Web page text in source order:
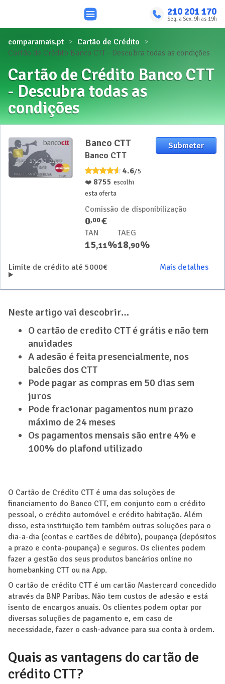
210 201 170
Seg. a Sex. 9h as 19h
comparamais.pt
Cartão de Crédito
Cartão de Crédito Banco CTT - Descubra todas as condições
Cartão de Crédito Banco CTT
- Descubra todas as
condições
Banco CTT
Banco CTT
4.6/5
❤️ 8755 escolhi
esta oferta
Comissão de disponibilização
0,00€
TAN
15,11%
TAEG
18,90%
Limite de crédito até 5000€ Mais detalhes
Submeter
Neste artigo vai descobrir…
O cartão de credito CTT é grátis e não tem
anuidades
A adesão é feita presencialmente, nos
balcões dos CTT
Pode pagar as compras em 50 dias sem
juros
Pode fracionar pagamentos num prazo
máximo de 24 meses
Os pagamentos mensais são entre 4% e
100% do plafond utilizado
O Cartão de Crédito CTT é uma das soluções de
financiamento do Banco CTT, em conjunto com o crédito
pessoal, o crédito automóvel e crédito habitação. Além
disso, esta instituição tem também outras soluções para o
dia-a-dia (contas e cartões de débito), poupança (depósitos
a prazo e conta-poupança) e seguros. Os clientes podem
fazer a gestão dos seus produtos bancários online no
homebanking CTT ou na App.
O cartão de crédito CTT é um cartão Mastercard concedido
através da BNP Paribas. Não tem custos de adesão e está
isento de encargos anuais. Os clientes podem optar por
diversas soluções de pagamento e, em caso de
necessidade, fazer o cash-advance para sua conta à ordem.
Quais as vantagens do cartão de
crédito CTT?